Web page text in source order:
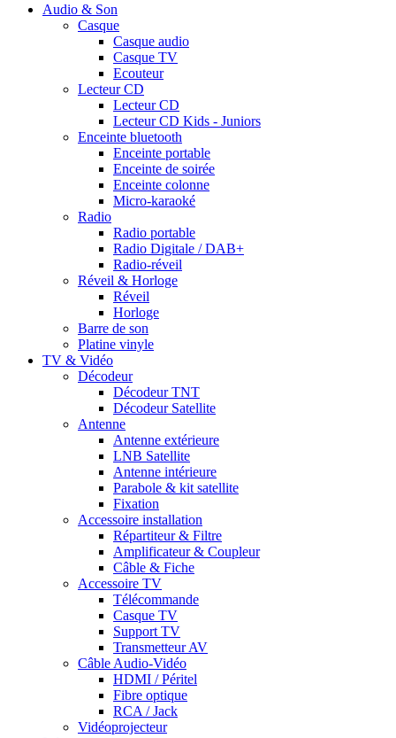
Audio & Son
Casque
Casque audio
Casque TV
Ecouteur
Lecteur CD
Lecteur CD
Lecteur CD Kids - Juniors
Enceinte bluetooth
Enceinte portable
Enceinte de soirée
Enceinte colonne
Micro-karaoké
Radio
Radio portable
Radio Digitale / DAB+
Radio-réveil
Réveil & Horloge
Réveil
Horloge
Barre de son
Platine vinyle
TV & Vidéo
Décodeur
Décodeur TNT
Décodeur Satellite
Antenne
Antenne extérieure
LNB Satellite
Antenne intérieure
Parabole & kit satellite
Fixation
Accessoire installation
Répartiteur & Filtre
Amplificateur & Coupleur
Câble & Fiche
Accessoire TV
Télécommande
Casque TV
Support TV
Transmetteur AV
Câble Audio-Vidéo
HDMI / Péritel
Fibre optique
RCA / Jack
Vidéoprojecteur